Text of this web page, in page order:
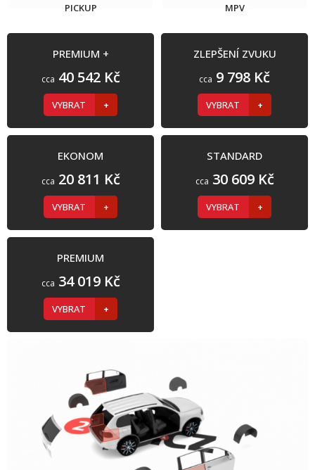
PICKUP MPV
PREMIUM +
cca 40 542 Kč
VYBRAT
ZLEPŠENÍ ZVUKU
cca 9 798 Kč
VYBRAT
EKONOM
cca 20 811 Kč
VYBRAT
STANDARD
cca 30 609 Kč
VYBRAT
PREMIUM
cca 34 019 Kč
VYBRAT